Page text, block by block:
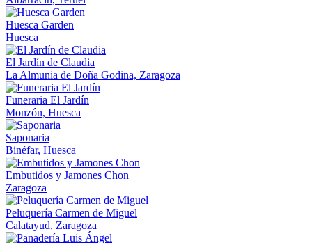
Huesca Garden
Huesca
El Jardín de Claudia
La Almunia de Doña Godina, Zaragoza
Funeraria El Jardín
Monzón, Huesca
Saponaria
Binéfar, Huesca
Embutidos y Jamones Chon
Zaragoza
Peluquería Carmen de Miguel
Calatayud, Zaragoza